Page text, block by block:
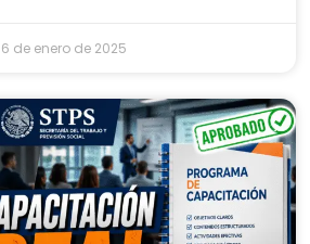
6 de enero de 2025